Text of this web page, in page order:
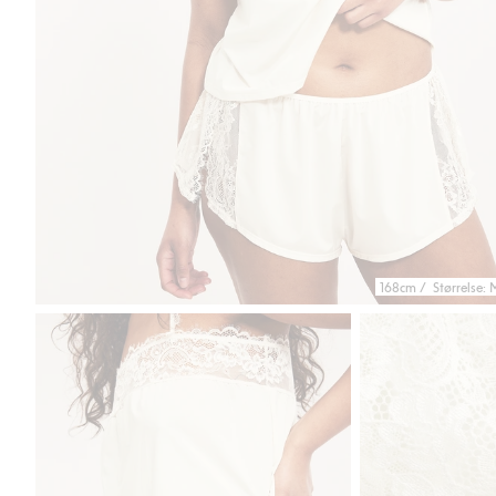
168cm / Størrelse: